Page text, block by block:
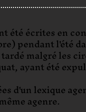
été écrites en
pendant l'été
malgré les
ayant été
d'un lexique
agenre.